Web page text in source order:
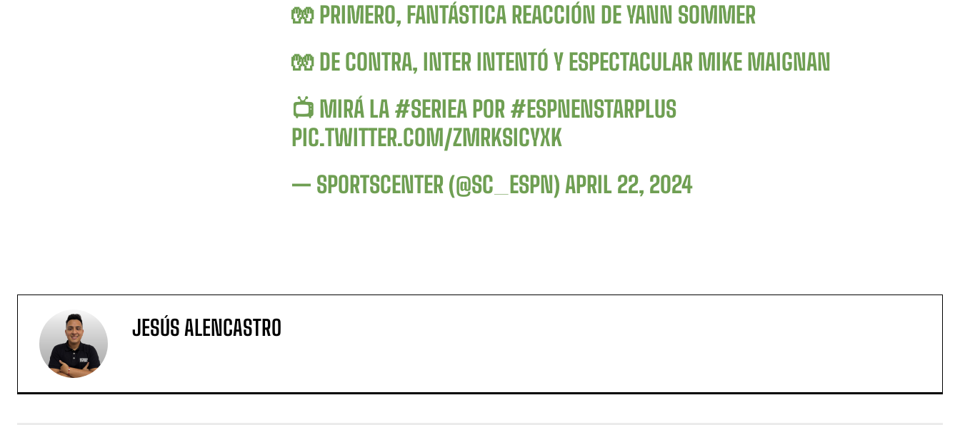
🧤 PRIMERO, FANTÁSTICA REACCIÓN DE YANN SOMMER
🧤 DE CONTRA, INTER INTENTÓ Y ESPECTACULAR MIKE MAIGNAN
📺 MIRÁ LA #SERIEA POR #ESPNENSTARPLUS
PIC.TWITTER.COM/ZMRKSICYXK
— SPORTSCENTER (@SC_ESPN) APRIL 22, 2024
JESÚS ALENCASTRO